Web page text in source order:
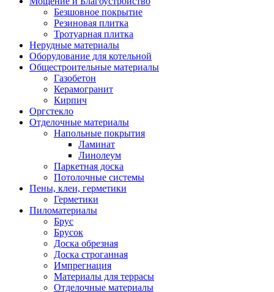
Безшовное покрытие
Резиновая плитка
Тротуарная плитка
Нерудные материалы
Оборудование для котельной
Общестроительные материалы
Газобетон
Керамогранит
Кирпич
Оргстекло
Отделочные материалы
Напольные покрытия
Ламинат
Линолеум
Паркетная доска
Потолочные системы
Пены, клеи, герметики
Герметики
Пиломатериалы
Брус
Брусок
Доска обрезная
Доска строганная
Импрегнация
Материалы для террасы
Отделочные материалы